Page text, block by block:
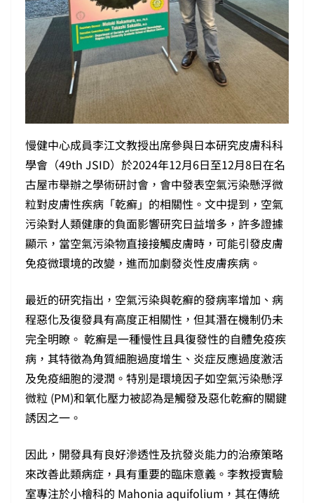
慢健中心成員李江文教授出席參與日本研究皮膚科科
學會（49th JSID）於2024年12月6日至12月8日在名
古屋市舉辦之學術研討會，會中發表空氣污染懸浮微
粒對皮膚性疾病「乾癬」的相關性。文中提到，空氣
污染對人類健康的負面影響研究日益增多，許多證據
顯示，當空氣污染物直接接觸皮膚時，可能引發皮膚
免疫微環境的改變，進而加劇發炎性皮膚疾病。
最近的研究指出，空氣污染與乾癬的發病率增加、病
程惡化及復發具有高度正相關性，但其潛在機制仍未
完全明瞭。 乾癬是一種慢性且具復發性的自體免疫疾
病，其特徵為角質細胞過度增生、炎症反應過度激活
及免疫細胞的浸潤。特別是環境因子如空氣污染懸浮
微粒 (PM)和氧化壓力被認為是觸發及惡化乾癬的關鍵
誘因之一。
因此，開發具有良好滲透性及抗發炎能力的治療策略
來改善此類病症，具有重要的臨床意義。李教授實驗
室專注於小檜科的 Mahonia aquifolium，其在傳統